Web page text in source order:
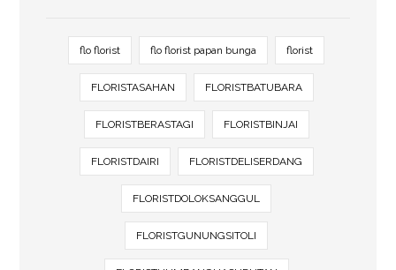
flo florist flo florist papan bunga florist
FLORISTASAHAN FLORISTBATUBARA
FLORISTBERASTAGI FLORISTBINJAI
FLORISTDAIRI FLORISTDELISERDANG
FLORISTDOLOKSANGGUL
FLORISTGUNUNGSITOLI